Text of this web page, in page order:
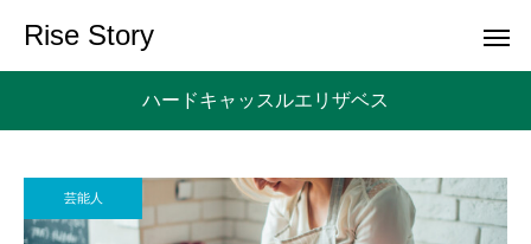
Rise Story
ハードキャッスルエリザベス
芸能人